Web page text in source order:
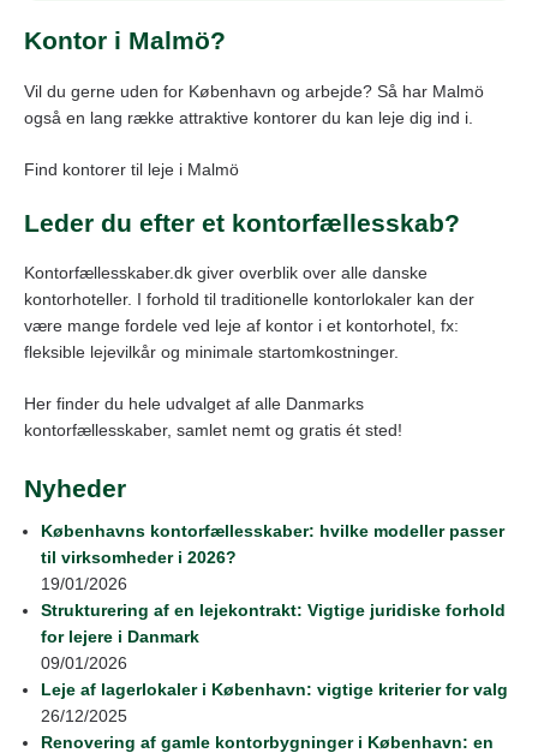
Kontor i Malmö?
Vil du gerne uden for København og arbejde? Så har Malmö
også en lang række attraktive kontorer du kan leje dig ind i.
Find kontorer til leje i Malmö
Leder du efter et kontorfællesskab?
Kontorfællesskaber.dk giver overblik over alle danske
kontorhoteller. I forhold til traditionelle kontorlokaler kan der
være mange fordele ved leje af kontor i et kontorhotel, fx:
fleksible lejevilkår og minimale startomkostninger.
Her finder du hele udvalget af alle Danmarks
kontorfællesskaber, samlet nemt og gratis ét sted!
Nyheder
Københavns kontorfællesskaber: hvilke modeller passer
til virksomheder i 2026?
19/01/2026
Strukturering af en lejekontrakt: Vigtige juridiske forhold
for lejere i Danmark
09/01/2026
Leje af lagerlokaler i København: vigtige kriterier for valg
26/12/2025
Renovering af gamle kontorbygninger i København: en